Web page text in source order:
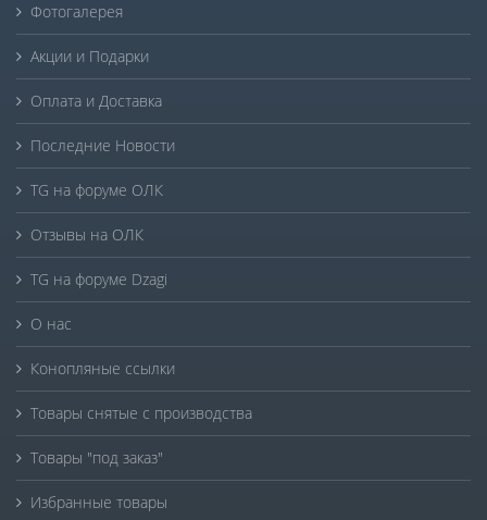
Фотогалерея
Акции и Подарки
Оплата и Доставка
Последние Новости
TG на форуме ОЛК
Отзывы на ОЛК
TG на форуме Dzagi
О нас
Конопляные ссылки
Товары снятые с производства
Товары "под заказ"
Избранные товары